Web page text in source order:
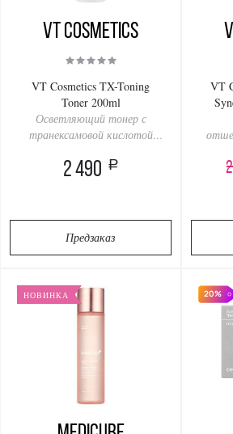
VT Cosmetics
VT Cosmetics TX-Toning
Toner 200ml
Осветляющий тонер с
транексамовой кислотой
2 490 a
Предзаказ
VT
НОВИНКА 20%